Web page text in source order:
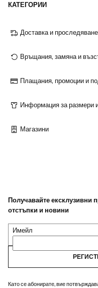
КАТЕГОРИИ
Доставка и
Връщания, замяна и
Плащания, промоции и
Информация за размери
Магазини
Получавайте ексклузивни
отстъпки и новини
Имейл
Като се абонирате, вие